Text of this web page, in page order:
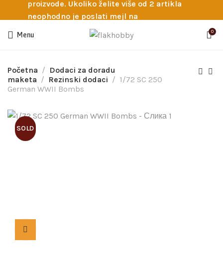
proizvode. Ukoliko želite više od 2 artikla
neophodno je poslati mejl na
info@flakhobby.com sa preciznim šiframa
proizvoda. Svakako nas možete pozvati
potrebna pomoć oko odabira.
Menu 0
Početna
Dodaci za doradu
maketa
Rezinski dodaci
1/72 SC 250
German WWII Bombs
SOLD